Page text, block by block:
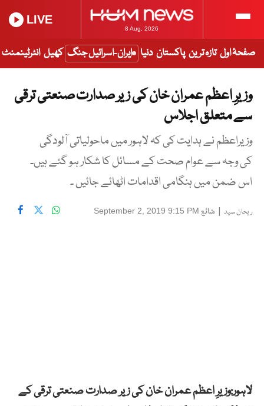
8 Aug, 2026
LIVE
صفحۂ اول تازہ ترین پاکستان دنیا ایران-اسرائیل جنگ کھیل انٹرٹینمنٹ
وزیرِ اعظم عمران خان کی زیر صدارت صنعتی ترقی
سے متعلق اجلاس
وزیراعظم نے ہدایت کی کہ لاہور میں ماحولیاتی آلودگی
کی وجہ سے عوام صحت کے مسائل کا شکار ہو گئے ہیں۔
اس ضمن میں ہنگامی اقدامات اٹھائے جائیں ۔
ریحان سید | شائع September 2, 2019 9:15 PM
لاہور:وزیرِ اعظم عمران خان کی زیر صدارت صنعتی ترقی کے